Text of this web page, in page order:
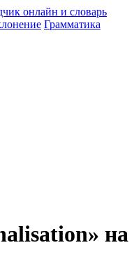
Грамматика
на